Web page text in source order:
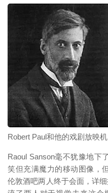
Robert Paul和他的戏剧放映机
Raoul Sanson毫不犹豫地下
笑但充满魔力的移动图像，
伦敦酒吧两人终于会面，详
映维网（